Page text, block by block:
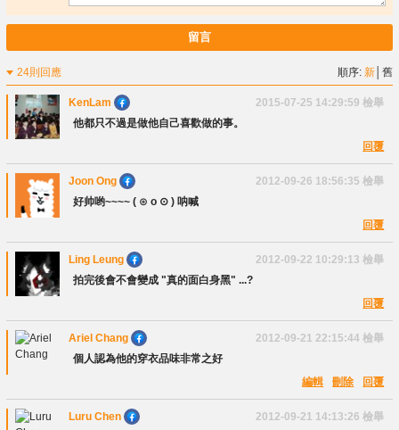
留言
24則回應 順序:新 │舊
KenLam 2015-07-25 14:29:59 檢舉
他都只不過是做他自己喜歡做的事。
回覆
Joon Ong 2012-09-26 18:56:35 檢舉
好帅哟~~~~ ( ⊙ o ⊙ ) 呐喊
回覆
Ling Leung 2012-09-22 10:29:13 檢舉
拍完後會不會變成 "真的面白身黑" ...?
回覆
Ariel Chang 2012-09-21 22:15:44 檢舉
個人認為他的穿衣品味非常之好
回覆
刪除
編輯
Luru Chen 2012-09-21 14:13:26 檢舉